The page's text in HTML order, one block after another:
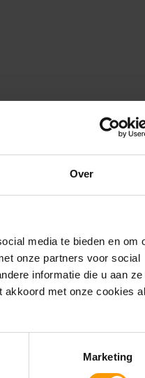
Over
media te bieden en om
onze partners voor social
informatie die u aan ze
met onze cookies
Marketing
opzet van
de mogelijkheid tot het
van de Power Apps.